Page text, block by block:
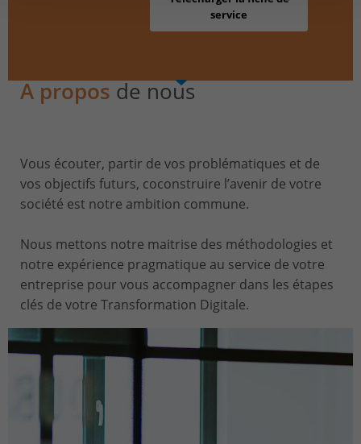
A propos de nous
Vous écouter, partir de vos problématiques et de
vos objectifs futurs, coconstruire l’avenir de votre
société est notre ambition commune.
Nous mettons notre maitrise des méthodologies et
notre expérience pragmatique au service de votre
entreprise pour vous accompagner dans les étapes
clés de votre Transformation Digitale.